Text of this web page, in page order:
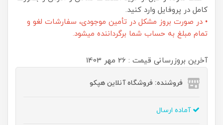
کامل در پروفایل وارد کنید.
• در صورت بروز مشکل در تأمین موجودی، سفارشات لغو و
تمام مبلغ به حساب شما برگرداننده میشود.
آخرین بروزرسانی قیمت : 26 مهر 1403
فروشنده: فروشگاه آنلاین هپکو
آماده ارسال